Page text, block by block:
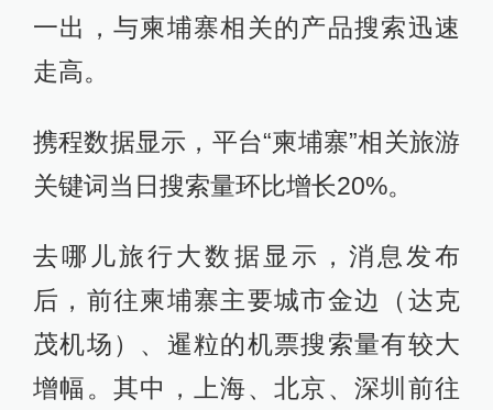
一出，与柬埔寨相关的产品搜索迅速
走高。
携程数据显示，平台“柬埔寨”相关旅游
关键词当日搜索量环比增长20%。
去哪儿旅行大数据显示，消息发布
后，前往柬埔寨主要城市金边（达克
茂机场）、暹粒的机票搜索量有较大
增幅。其中，上海、北京、深圳前往